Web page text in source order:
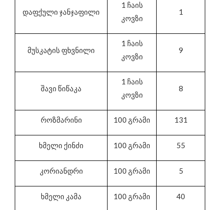
დაფქული ჯანჯაფილი
1 ჩაის
კოვზი
1
მუსკატის ფხვნილი
1 ჩაის
კოვზი
9
შავი წიწაკა
1 ჩაის
კოვზი
8
როზმარინი 100 გრამი 131
ხმელი ქინძი 100 გრამი 55
კორიანდრი 100 გრამი 5
ხმელი კამა 100 გრამი 40